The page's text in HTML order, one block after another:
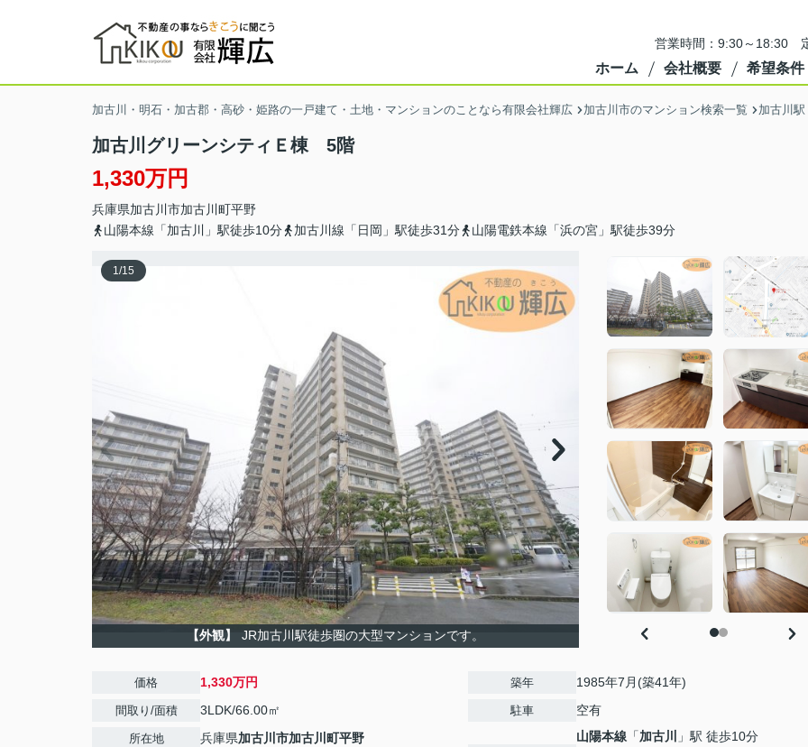
営業時間：9:30～18:30
ホーム 会社概要 希望条件
加古川・明石・加古郡・高砂・姫路の一戸建て・土地・マンションのことなら有限会社輝広 加古川市のマンション検索一覧 加古川駅
加古川グリーンシティＥ棟 5階
1,330万円
兵庫県加古川市加古川町平野
山陽本線「加古川」駅徒歩10分
加古川線「日岡」駅徒歩31分 山陽電鉄本線「浜の宮」駅徒歩39分
1/15
【外観】 JR加古川駅徒歩圏の大型マンションです。
価格 1,330万円
間取り/面積 3LDK/66.00㎡
所在地 兵庫県加古川市加古川町平野
築年 1985年7月(築41年)
駐車 空有
山陽本線 「加古川
」駅 徒歩10分